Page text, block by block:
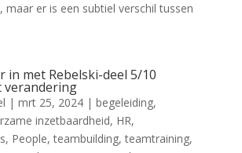
maar er is een subtiel verschil tussen
in met Rebelski-deel 5/10
verandering
| mrt 25, 2024| begeleiding,
inzetbaardheid, HR,
, People,teambuilding,teamtraining,